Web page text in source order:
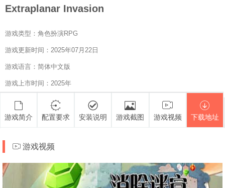
Extraplanar Invasion
游戏类型：角色扮演RPG
游戏更新时间：2025年07月22日
游戏语言：简体中文版
游戏上市时间：2025年
游戏简介 配置要求 安装说明 游戏截图 游戏视频 下载地址
游戏视频